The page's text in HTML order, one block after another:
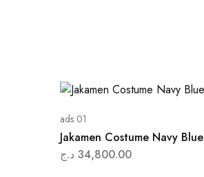
ads 01
Jakamen Costume Navy Blue
34,800.00 د.ج